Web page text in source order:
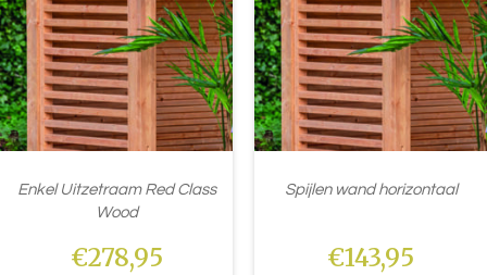
Enkel Uitzetraam Red Class
Wood
€278,95
Spijlen wand horizontaal
€143,95